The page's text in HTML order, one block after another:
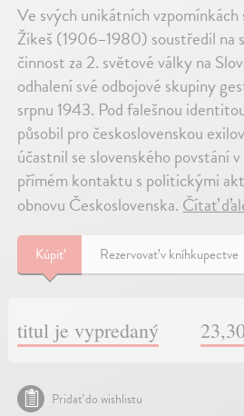
Ve svých unikátních
Žikeš (1906–1980) soustředil na
činnost za 2. světové války na
odhalení své odbojové skupiny
srpnu 1943. Pod falešnou
působil pro československou
účastnil se slovenského povstání
přímém kontaktu s politickými
obnovu Československa. Čítať
Kúpiť Rezervovať v kníhkupectve
titul je vypredaný
Pridať do wishlistu